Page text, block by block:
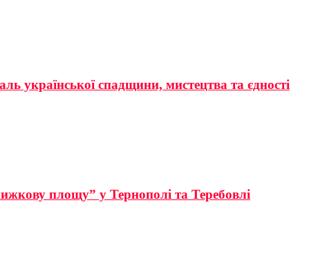
української спадщини, мистецтва та єдності
площу” у Тернополі та Теребовлі